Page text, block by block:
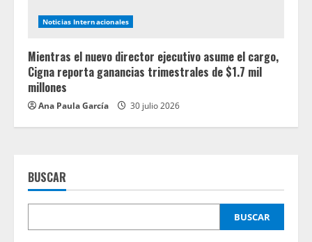
Noticias Internacionales
Mientras el nuevo director ejecutivo asume el cargo,
Cigna reporta ganancias trimestrales de $1.7 mil
millones
Ana Paula García 30 julio 2026
BUSCAR
BUSCAR